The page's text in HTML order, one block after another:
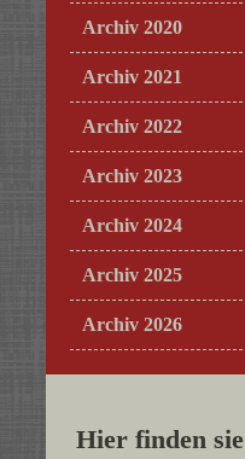
Archiv 2020
Archiv 2021
Archiv 2022
Archiv 2023
Archiv 2024
Archiv 2025
Archiv 2026
Hier finden sie